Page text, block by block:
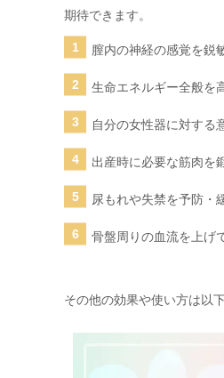
期待できます。
膣内の神経の感覚を鋭
生命エネルギー全般を
自分の女性器に対する
出産時に必要な筋肉を
尿もれや失禁を予防・
骨盤周りの血流を上げ
その他の効果や使い方は以